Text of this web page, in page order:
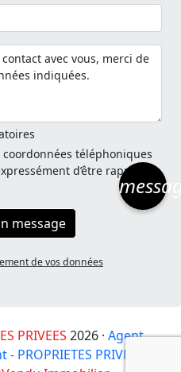
téléphoniques
d’être rappelé
message
de vos données
PRIVEES 2026 · Agent
PRIVEES